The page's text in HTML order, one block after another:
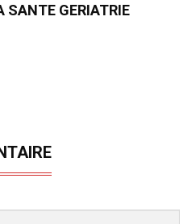
SANTE GERIATRIE